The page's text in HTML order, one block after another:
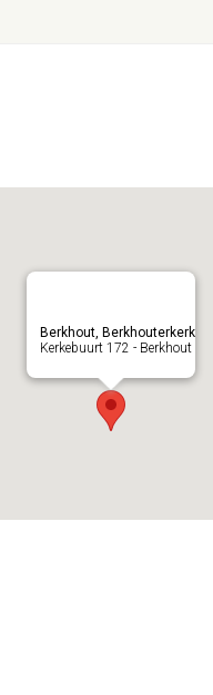
Berkhout, Berkhouterkerk
Kerkebuurt 172 - Berkhout